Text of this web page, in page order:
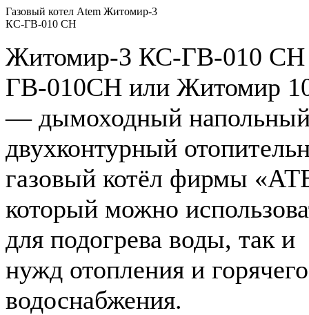
Газовый котел Atem Житомир-3
КС-ГВ-010 СН
Житомир-3 КС-ГВ-010
ГВ-010СН или Житомир
— дымоходный
двухконтурный
газовый котёл фирмы
который можно
для подогрева воды, так и
нужд отопления и горячего
водоснабжения.